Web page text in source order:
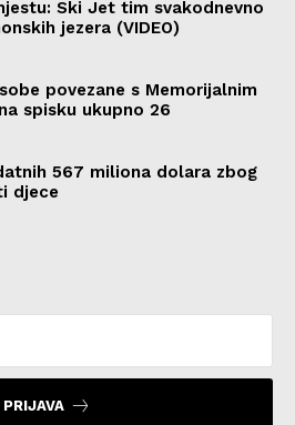
Ski Jet tim svakodnevno
jezera (VIDEO)
povezane s Memorijalnim
spisku ukupno 26
567 miliona dolara zbog
djece
PRIJAVA